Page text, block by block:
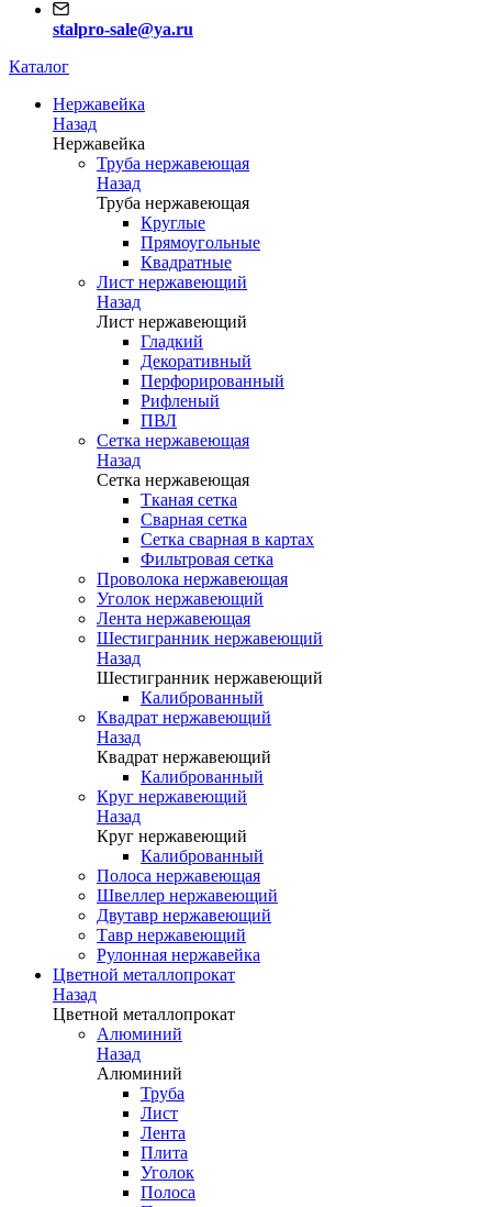
stalpro-sale@ya.ru
Каталог
Нержавейка
Назад
Нержавейка
Труба нержавеющая
Назад
Труба нержавеющая
Круглые
Прямоугольные
Квадратные
Лист нержавеющий
Назад
Лист нержавеющий
Гладкий
Декоративный
Перфорированный
Рифленый
ПВЛ
Сетка нержавеющая
Назад
Сетка нержавеющая
Тканая сетка
Сварная сетка
Сетка сварная в картах
Фильтровая сетка
Проволока нержавеющая
Уголок нержавеющий
Лента нержавеющая
Шестигранник нержавеющий
Назад
Шестигранник нержавеющий
Калиброванный
Квадрат нержавеющий
Назад
Квадрат нержавеющий
Калиброванный
Круг нержавеющий
Назад
Круг нержавеющий
Калиброванный
Полоса нержавеющая
Швеллер нержавеющий
Двутавр нержавеющий
Тавр нержавеющий
Рулонная нержавейка
Цветной металлопрокат
Назад
Цветной металлопрокат
Алюминий
Назад
Алюминий
Труба
Лист
Лента
Плита
Уголок
Полоса